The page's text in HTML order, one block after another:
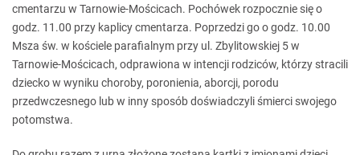
cmentarzu w Tarnowie-Mościcach. Pochówek rozpocznie się o
godz. 11.00 przy kaplicy cmentarza. Poprzedzi go o godz. 10.00
Msza św. w kościele parafialnym przy ul. Zbylitowskiej 5 w
Tarnowie-Mościcach, odprawiona w intencji rodziców, którzy stracili
dziecko w wyniku choroby, poronienia, aborcji, porodu
przedwczesnego lub w inny sposób doświadczyli śmierci swojego
potomstwa.